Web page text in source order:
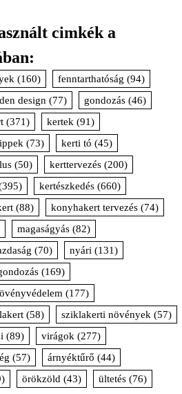
cimkék a
(160) fenntarthatóság (94)
design (77) gondozás (46)
(371) kertek (91)
(73) kerti tó (45)
(50) kerttervezés (200)
kertészkedés (660)
(88) konyhakert tervezés (74)
magaságyás (82)
(70) nyári (131)
(169)
(177)
(58) sziklakerti növények (57)
(89) virágok (277)
(57) árnyéktűrő (44)
örökzöld (43) ültetés (76)